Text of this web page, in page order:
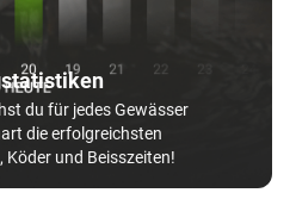
du für jedes Gewässer
die erfolgreichsten
Köder und Beisszeiten!